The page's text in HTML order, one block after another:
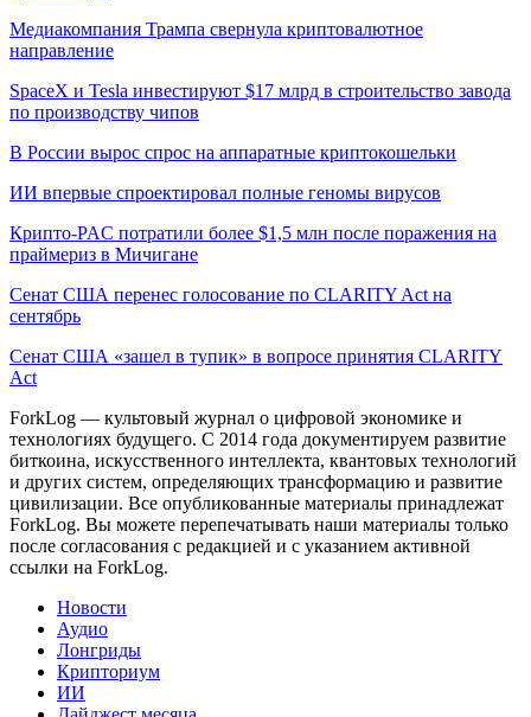
Медиакомпания Трампа свернула криптовалютное
направление
SpaceX и Tesla инвестируют $17 млрд в строительство завода
по производству чипов
В России вырос спрос на аппаратные криптокошельки
ИИ впервые спроектировал полные геномы вирусов
Крипто-PAC потратили более $1,5 млн после поражения на
праймериз в Мичигане
Сенат США перенес голосование по CLARITY Act на
сентябрь
Сенат США «зашел в тупик» в вопросе принятия CLARITY
Act
ForkLog — культовый журнал о цифровой экономике и
технологиях будущего. С 2014 года документируем развитие
биткоина, искусственного интеллекта, квантовых технологий
и других систем, определяющих трансформацию и развитие
цивилизации. Все опубликованные материалы принадлежат
ForkLog. Вы можете перепечатывать наши материалы только
после согласования с редакцией и с указанием активной
ссылки на ForkLog.
Новости
Аудио
Лонгриды
Крипториум
ИИ